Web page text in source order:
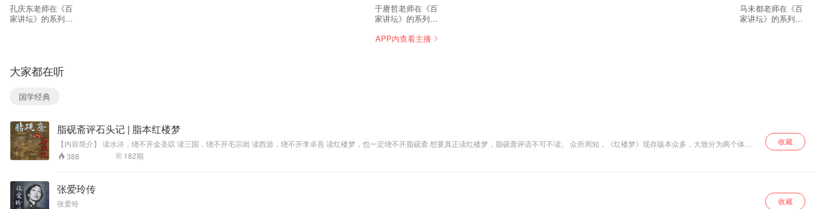
孔庆东老师在《百
家讲坛》的系列节
于赓哲老师在《百
家讲坛》的系列节
含六部内容：《大
马未都老师在《百
家讲坛》的系列节
APP内查看主播
大家都在听
国学经典
脂砚斋评石头记 | 脂本红楼梦
【内容简介】 读水浒，绕不开金圣叹 读三国，绕不开毛宗岗 读西游，绕不开李卓吾 读红楼梦，也一定绕不开脂砚斋 想要真正读红楼梦，脂砚斋评语不可不读。 众所周知，《红楼梦》现存版本众多，大致分为两个体
系： 一个是仅流传前八十回、保留脂砚斋评语的抄本系统，俗称脂评本；另一个是经过程伟元、高鹗整理补缀，删去所有脂砚斋评语并续写完成一百二十回的程高本。 而我们更推荐读脂评本，因为 脂评本更接近原著面
貌。 《红楼梦》原名《脂砚斋重评石头记》，《石头记》在最早传抄行世时就带有脂砚斋的多次评点，这些评点或者批语是最符合曹公思想的，也是阅读红楼梦过程中一个不可或缺的组成部分。 比如《红楼梦》第八
388 182期
收藏
张爱玲传
张爱玲
收藏